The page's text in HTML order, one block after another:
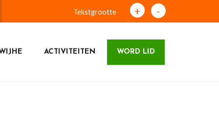
Tekstgrootte + -
ACTIVITEITEN WORD LID